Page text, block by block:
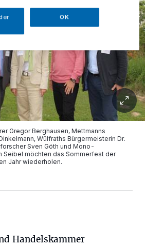
Gregor Berghausen, Mettmanns
Wülfraths Bürgermeisterin Dr.
Sven Göth und Mono-
Seibel möchten das Sommerfest der
Jahr wiederholen.
Handelskammer
OK